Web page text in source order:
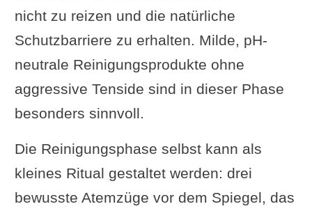
nicht zu reizen und die natürliche
Schutzbarriere zu erhalten. Milde, pH-
neutrale Reinigungsprodukte ohne
aggressive Tenside sind in dieser Phase
besonders sinnvoll.
Die Reinigungsphase selbst kann als
kleines Ritual gestaltet werden: drei
bewusste Atemzüge vor dem Spiegel, das